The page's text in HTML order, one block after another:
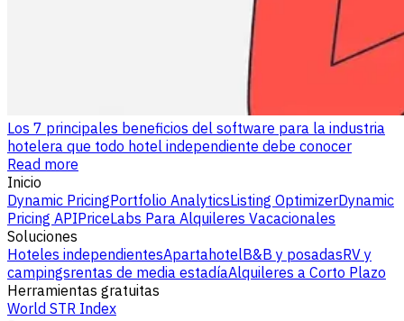
Los 7 principales beneficios del software para la industria
hotelera que todo hotel independiente debe conocer
Read more
Inicio
Dynamic PricingPortfolio AnalyticsListing OptimizerDynamic
Pricing APIPriceLabs Para Alquileres Vacacionales
Soluciones
Hoteles independientesApartahotelB&B y posadasRV y
campingsrentas de media estadíaAlquileres a Corto Plazo
Herramientas gratuitas
World STR Index